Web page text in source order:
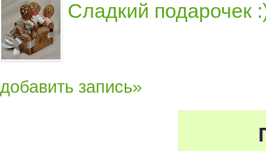
Сладкий подарочек
добавить запись»